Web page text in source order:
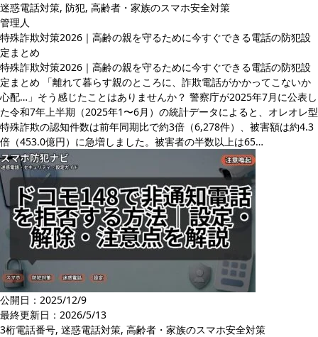
迷惑電話対策, 防犯, 高齢者・家族のスマホ安全対策
管理人
特殊詐欺対策2026｜高齢の親を守るために今すぐできる電話の防犯設
定まとめ
特殊詐欺対策2026｜高齢の親を守るために今すぐできる電話の防犯設
定まとめ 「離れて暮らす親のところに、詐欺電話がかかってこないか
心配…」そう感じたことはありませんか？ 警察庁が2025年7月に公表し
た令和7年上半期（2025年1〜6月）の統計データによると、オレオレ型
特殊詐欺の認知件数は前年同期比で約3倍（6,278件）、被害額は約4.3
倍（453.0億円）に急増しました。被害者の半数以上は65…
公開日：2025/12/9
最終更新日： 2026/5/13
3桁電話番号, 迷惑電話対策, 高齢者・家族のスマホ安全対策